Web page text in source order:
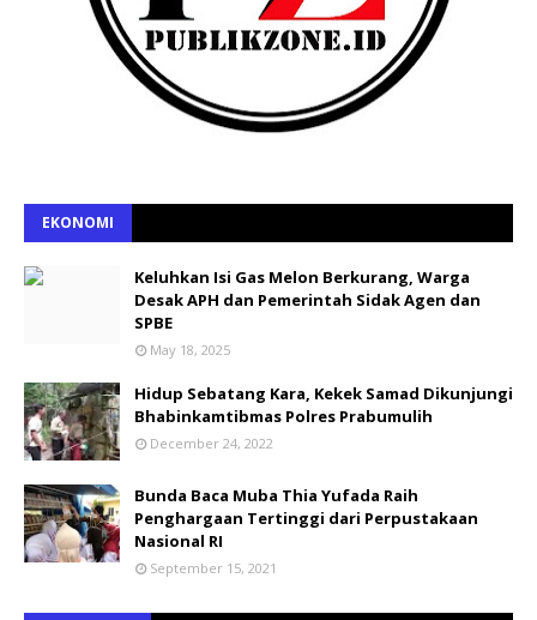
EKONOMI
Keluhkan Isi Gas Melon Berkurang, Warga
Desak APH dan Pemerintah Sidak Agen dan
SPBE
May 18, 2025
Hidup Sebatang Kara, Kekek Samad Dikunjungi
Bhabinkamtibmas Polres Prabumulih
December 24, 2022
Bunda Baca Muba Thia Yufada Raih
Penghargaan Tertinggi dari Perpustakaan
Nasional RI
September 15, 2021